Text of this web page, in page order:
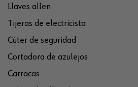
Llaves allen
Tijeras de electricista
Cúter de seguridad
Cortadora de azulejos
Carracas